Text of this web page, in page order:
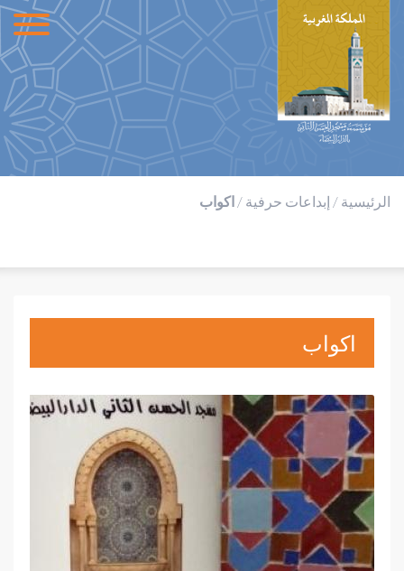
الرئيسية / إبداعات حرفية / اكواب
اكواب